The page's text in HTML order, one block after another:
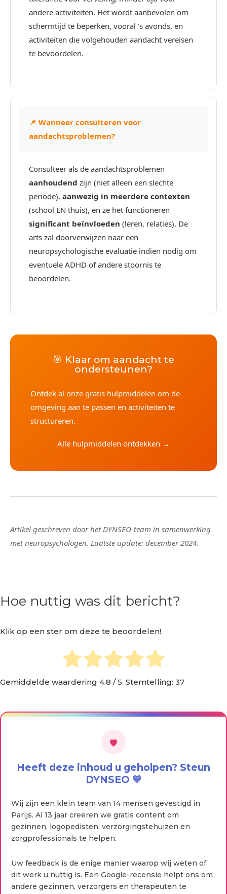
andere activiteiten. Het wordt aanbevolen om
schermtijd te beperken, vooral 's avonds, en
activiteiten die volgehouden aandacht vereisen
te bevoordelen.
📌 Wanneer consulteren voor
aandachtsproblemen?
Consulteer als de aandachtsproblemen
aanhoudend zijn (niet alleen een slechte
periode), aanwezig in meerdere contexten
(school EN thuis), en ze het functioneren
significant beïnvloeden (leren, relaties). De
arts zal doorverwijzen naar een
neuropsychologische evaluatie indien nodig om
eventuele ADHD of andere stoornis te
beoordelen.
🎯 Klaar om aandacht te
ondersteunen?
Ontdek al onze gratis hulpmiddelen om de
omgeving aan te passen en activiteiten te
structureren.
Alle hulpmiddelen ontdekken →
Artikel geschreven door het DYNSEO-team in samenwerking
met neuropsychologen. Laatste update: december 2024.
Hoe nuttig was dit bericht?
Klik op een ster om deze te beoordelen!
Gemiddelde waardering 4.8 / 5. Stemtelling: 37
Heeft deze inhoud u geholpen? Steun
DYNSEO 💙
Wij zijn een klein team van 14 mensen gevestigd in
Parijs. Al 13 jaar creëren we gratis content om
gezinnen, logopedisten, verzorgingstehuizen en
zorgprofessionals te helpen.
Uw feedback is de enige manier waarop wij weten of
dit werk u nuttig is. Een Google-recensie helpt ons om
andere gezinnen, verzorgers en therapeuten te